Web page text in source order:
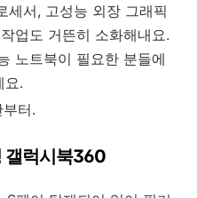
세서, 고성능 외장 그래픽
업도 거뜬히 소화해내요.
노트북이 필요한 분들에
요.
터.
갤럭시북360